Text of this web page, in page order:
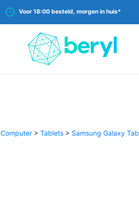
Voor 18:00 besteld, morgen in huis*
Computer > Tablets > Samsung Galaxy Tab